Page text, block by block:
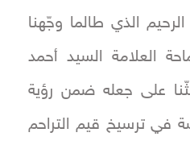
الذي طالما وجّهنا
العلامة السيد أحمد
على جعله ضمن رؤية
في ترسيخ قيم التراحم